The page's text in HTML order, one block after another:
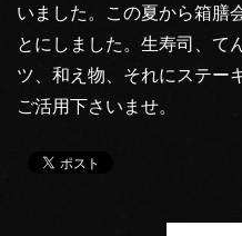
いました。この夏から箱膳
とにしました。生寿司、て
ツ、和え物、それにステー
ご活用下さいませ。